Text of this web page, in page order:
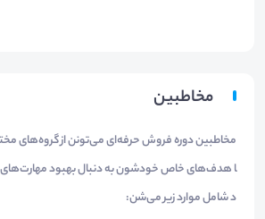
مخاطبین
مخاطبین دوره فروش حرفه‌ای می‌تونن از گروه‌های
ا هدف‌های خاص خودشون به دنبال بهبود
د شامل موارد زیر می‌شن: